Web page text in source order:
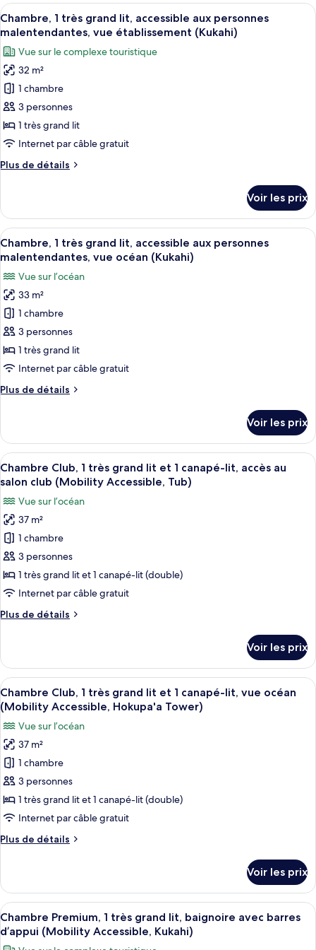
accès
au
salon
club
(Tub,
Hokupa'a
Tower,
Luxury
Ocean)
de
chambre
Club,
2
grands
lits,
accès
salon
club
Hokupa'a
Afficher
toutes
les
photos
pour
ce
type
de
chambre :
1
lit,
accessible
aux
personnes
malentendantes,
vue
établissement
(Kukahi)
Surmatelas, coffres-forts dans les
7
Chambre, 1 très grand lit, accessible aux personnes
malentendantes, vue établissement (Kukahi)
Vue sur le complexe touristique
32 m²
1 chambre
3 personnes
1 très grand lit
Internet par câble gratuit
Plus de détails
Plus
le
type
de
chambre
très
grand
lit,
accessible
personnes
malentendantes,
établissement
Voir les prix
Afficher
toutes
photos
pour
ce
type
de
chambre :
1
lit,
accessible
aux
personnes
malentendantes,
vue
océan
(Kukahi)
Surmatelas, coffres-forts dans les
5
Chambre, 1 très grand lit, accessible aux personnes
malentendantes, vue océan (Kukahi)
Vue sur l’océan
33 m²
1 chambre
3 personnes
1 très grand lit
Internet par câble gratuit
Plus de détails
Plus
le
type
de
chambre
très
grand
lit,
accessible
personnes
malentendantes,
océan
Voir les prix
Afficher
toutes
photos
pour
ce
type
de
chambre :
Club,
grand
lit
et
1
canapé-
lit,
accès
au
salon
club
(Mobility
Accessible,
Une chambre d’hôtel moderne
4
Chambre Club, 1 très grand lit et 1 canapé-lit, accès au
salon club (Mobility Accessible, Tub)
Vue sur l’océan
37 m²
1 chambre
3 personnes
1 très grand lit et 1 canapé-lit (double)
Internet par câble gratuit
Plus de détails
Plus
le
type
de
chambre
Chambre
Club,
très
grand
lit
canapé-
accès
(Mobility
Accessible,
Tub)
Voir les prix
Afficher
toutes
les
photos
pour
ce
type
de
chambre :
Club,
grand
lit
et
1
Une chambre d’hôtel moderne
5
Chambre Club, 1 très grand lit et 1 canapé-lit, vue océan
(Mobility Accessible, Hokupa'a Tower)
Vue sur l’océan
37 m²
1 chambre
3 personnes
1 très grand lit et 1 canapé-lit (double)
Internet par câble gratuit
Plus de détails
Plus
le
type
de
chambre
Chambre
Voir les prix
Afficher
toutes
les
Surmatelas, coffres-forts dans les
4
Chambre Premium, 1 très grand lit, baignoire avec barres
d’appui (Mobility Accessible, Kukahi)